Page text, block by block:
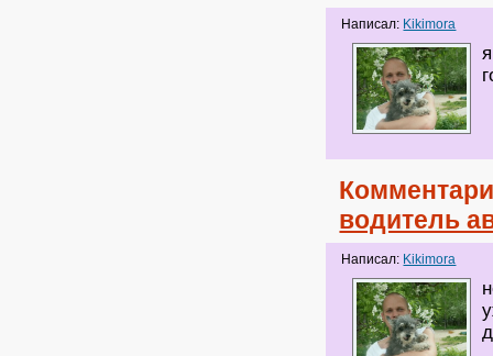
Написал: Kikimora
водитель
Написал: Kikimora